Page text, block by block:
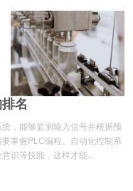
名
，能够监测输入信号并根据预
掌握PLC编程、自动化控制系
识等技能，这样才能...